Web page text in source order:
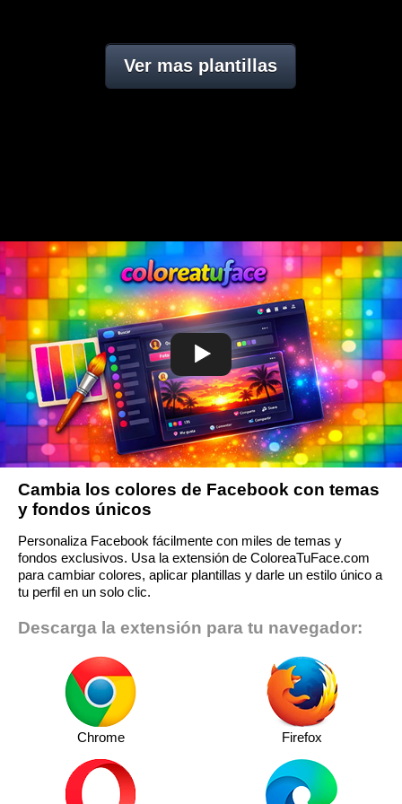
Ver mas plantillas
Cambia los colores de Facebook con temas
y fondos únicos
Personaliza Facebook fácilmente con miles de temas y
fondos exclusivos. Usa la extensión de ColoreaTuFace.com
para cambiar colores, aplicar plantillas y darle un estilo único a
tu perfil en un solo clic.
Descarga la extensión para tu navegador:
Chrome Firefox